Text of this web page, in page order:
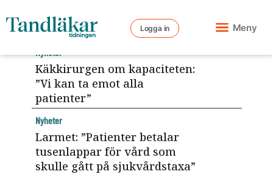
Logga in Meny
Käkkirurgen om kapaciteten:
”Vi kan ta emot alla
patienter”
Nyheter
Larmet: ”Patienter betalar
tusenlappar för vård som
skulle gått på sjukvårdstaxa”
Nyheter